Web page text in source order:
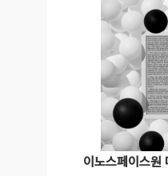
이노스페이스원